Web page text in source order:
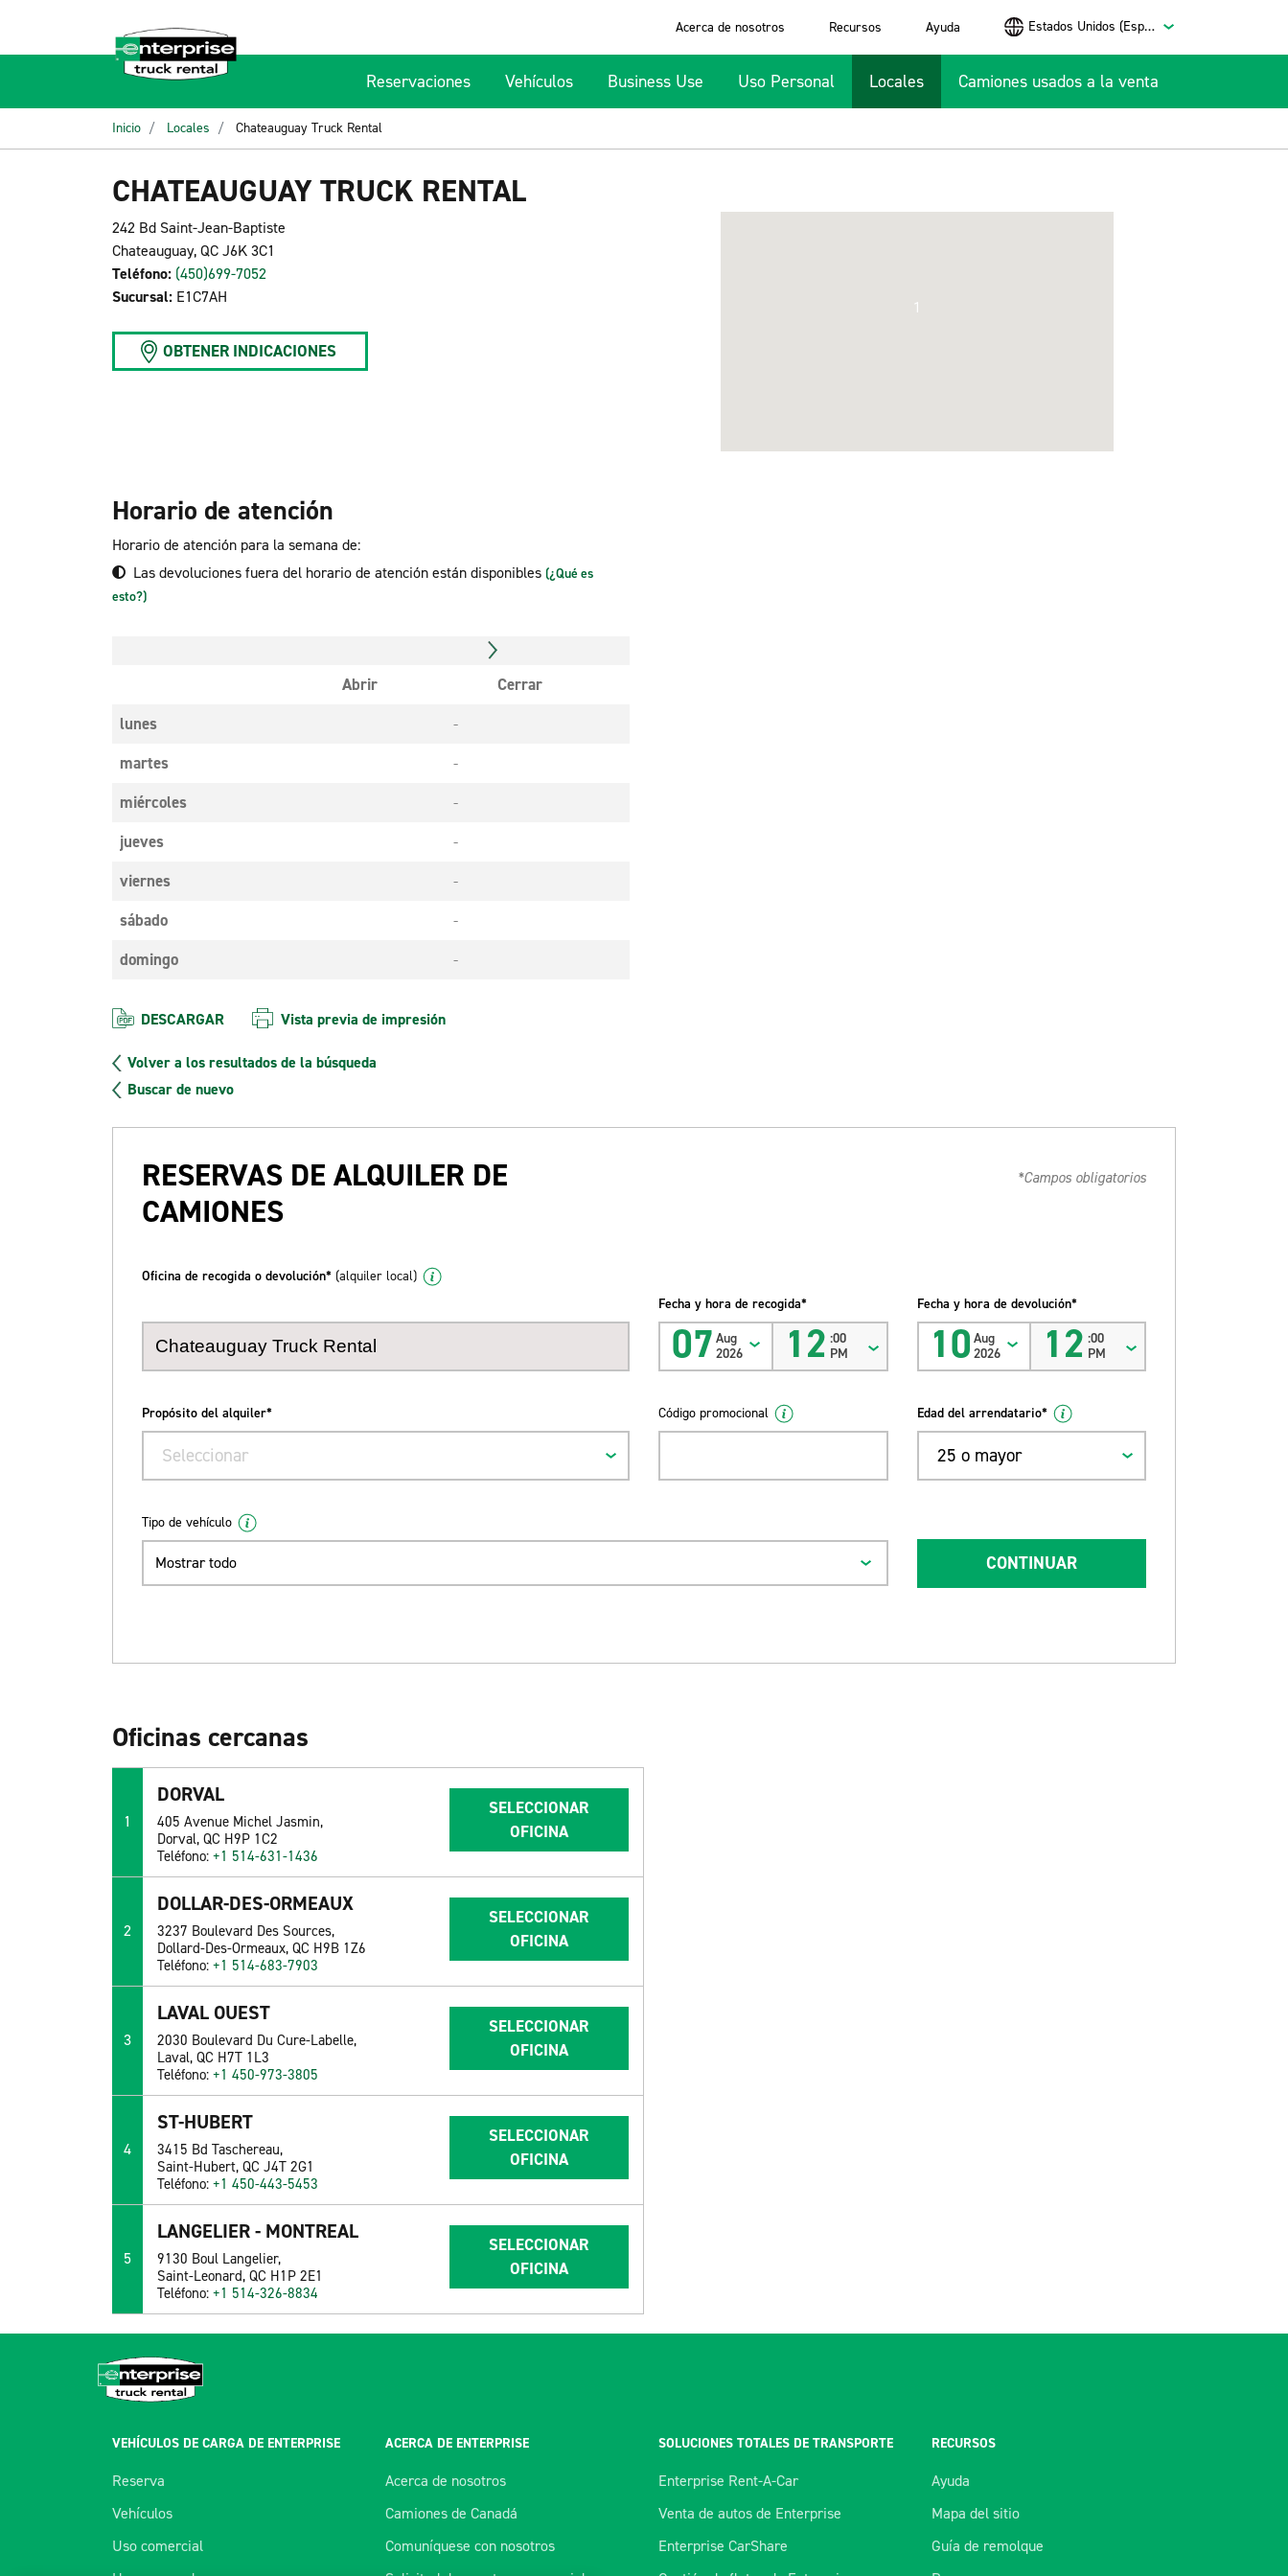
Acerca de nosotros Recursos Ayuda Estados Unidos (Español)
Reservaciones Vehículos Business Use Uso Personal Locales Camiones usados a la venta
Inicio Locales Chateauguay Truck Rental
CHATEAUGUAY TRUCK RENTAL
242 Bd Saint-Jean-Baptiste
Chateauguay, QC J6K 3C1
Teléfono: (450)699-7052
Sucursal: E1C7AH
OBTENER INDICACIONES
1
Horario de atención
Horario de atención para la semana de:
Las devoluciones fuera del horario de atención están disponibles (¿Qué es
esto?)
Abrir
Cerrar
lunes
-
martes
-
miércoles
-
jueves
-
viernes
-
sábado
-
domingo
-
DESCARGAR Vista previa de impresión
Volver a los resultados de la búsqueda
Buscar de nuevo
RESERVAS DE ALQUILER DE
CAMIONES
*Campos obligatorios
Oficina de recogida o devolución* (alquiler local)
Fecha y hora de recogida*
07 Aug
2026
12 :00
PM
Fecha y hora de devolución*
10 Aug
2026
12 :00
PM
Propósito del alquiler*
Seleccionar
Código promocional Edad del arrendatario*
25 o mayor
Tipo de vehículo
Mostrar todo CONTINUAR
Oficinas cercanas
1
DORVAL
405 Avenue Michel Jasmin,
Dorval, QC H9P 1C2
Teléfono:+1 514-631-1436
SELECCIONAR
OFICINA
2
DOLLAR-DES-ORMEAUX
3237 Boulevard Des Sources,
Dollard-Des-Ormeaux, QC H9B 1Z6
Teléfono:+1 514-683-7903
SELECCIONAR
OFICINA
3
LAVAL OUEST
2030 Boulevard Du Cure-Labelle,
Laval, QC H7T 1L3
Teléfono:+1 450-973-3805
SELECCIONAR
OFICINA
4
ST-HUBERT
3415 Bd Taschereau,
Saint-Hubert, QC J4T 2G1
Teléfono:+1 450-443-5453
SELECCIONAR
OFICINA
5
LANGELIER - MONTREAL
9130 Boul Langelier,
Saint-Leonard, QC H1P 2E1
Teléfono:+1 514-326-8834
SELECCIONAR
OFICINA
VEHÍCULOS DE CARGA DE ENTERPRISE
Reserva
Vehículos
Uso comercial
ACERCA DE ENTERPRISE
Acerca de nosotros
Camiones de Canadá
Comuníquese con nosotros
SOLUCIONES TOTALES DE TRANSPORTE
Enterprise Rent-A-Car
Venta de autos de Enterprise
Enterprise CarShare
RECURSOS
Ayuda
Mapa del sitio
Guía de remolque